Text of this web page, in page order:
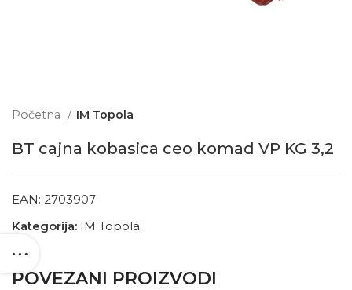
Početna IM Topola
BT cajna kobasica ceo komad VP KG 3,2
EAN: 2703907
Kategorija: IM Topola
POVEZANI PROIZVODI